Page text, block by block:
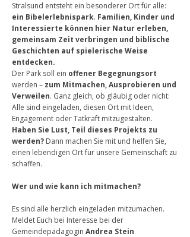
Stralsund entsteht ein besonderer Ort für alle:
ein Bibelerlebnispark. Familien, Kinder und
Interessierte können hier Natur erleben,
gemeinsam Zeit verbringen und biblische
Geschichten auf spielerische Weise
entdecken.
Der Park soll ein offener Begegnungsort
werden – zum Mitmachen, Ausprobieren und
Verweilen. Ganz gleich, ob gläubig oder nicht:
Alle sind eingeladen, diesen Ort mit Ideen,
Engagement oder Tatkraft mitzugestalten.
Haben Sie Lust, Teil dieses Projekts zu
werden? Dann machen Sie mit und helfen Sie,
einen lebendigen Ort für unsere Gemeinschaft zu
schaffen.
Wer und wie kann ich mitmachen?
​​Es sind alle herzlich eingeladen mitzumachen.
Meldet Euch bei Interesse bei der
Gemeindepädagogin Andrea Stein